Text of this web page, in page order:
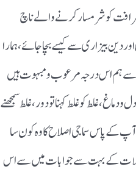
کو شرمسار کرنے والے ناچ
بیزاری سے کیسے بچا جائے،ہمارا
سے ہم اس درجہ مرعوب ومبہوت ہیں
کو غلط کہنا تو دور ،غلط سمجھنے
کے پاس سماجی اصلاح کا وہ کون سا
کے بہت سے جوابات میں سے اس